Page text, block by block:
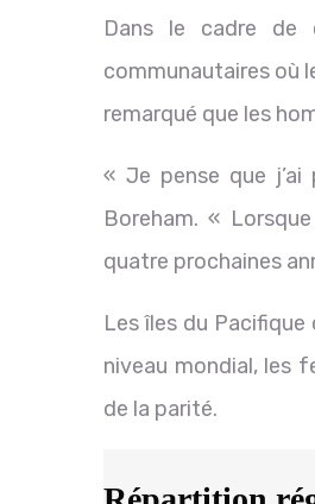
Dans le cadre de
communautaires où
remarqué que les
« Je pense que
Boreham. «
quatre prochaines
Les îles du
niveau mondial, les
de la parité.